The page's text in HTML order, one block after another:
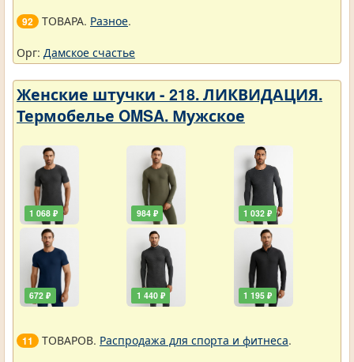
92 ТОВАРА. Разное.
Орг: Дамское счастье
Женские штучки - 218. ЛИКВИДАЦИЯ.
Термобелье OMSA. Мужское
1 068 ₽
672 ₽
984 ₽
1 440 ₽
1 032 ₽
1 195 ₽
11 ТОВАРОВ. Распродажа для спорта и фитнеса.